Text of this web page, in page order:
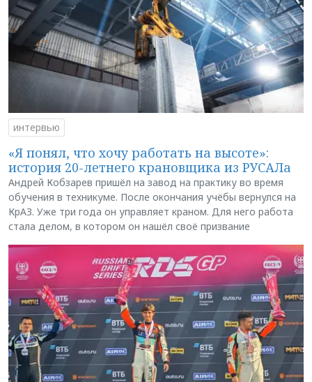
интервью
«Я понял, что хочу работать на высоте»:
история 20-летнего крановщика из РУСАЛа
Андрей Кобзарев пришёл на завод на практику во время
обучения в техникуме. После окончания учёбы вернулся на
КрАЗ. Уже три года он управляет краном. Для него работа
стала делом, в котором он нашёл своё призвание